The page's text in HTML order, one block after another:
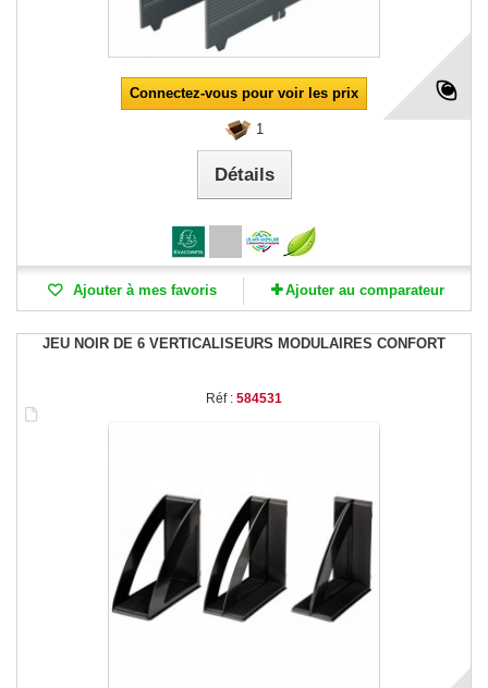
Connectez-vous pour voir les prix
1
Détails
Ajouter à mes favoris Ajouter au comparateur
JEU NOIR DE 6 VERTICALISEURS MODULAIRES CONFORT
Réf : 584531